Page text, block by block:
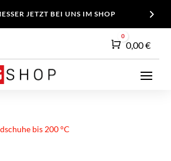
JETZT BEI UNS IM SHOP
Warenkorb
0
0,00€